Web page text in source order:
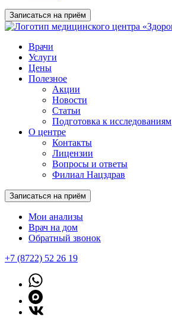
Записаться на приём
Врачи
Услуги
Цены
Полезное
Акции
Новости
Статьи
Подготовка к исследованиям
О центре
Контакты
Лицензии
Вопросы и ответы
Филиал Нацздрав
Записаться на приём
Мои анализы
Врач на дом
Обратный звонок
+7 (8722) 52 26 19